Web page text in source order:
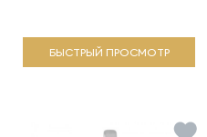
БЫСТРЫЙ ПРОСМОТР